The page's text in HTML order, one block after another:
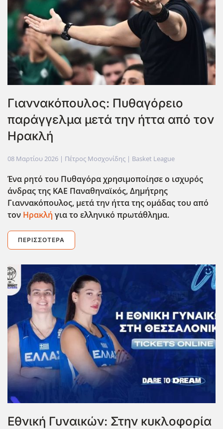
Γιαννακόπουλος: Πυθαγόρειο
παράγγελμα μετά την ήττα από τον
Ηρακλή
08 Μαρτίου 2026 | Πέτρος Μοσχονίδης | Basket League
Ένα ρητό του Πυθαγόρα χρησιμοποίησε ο ισχυρός
άνδρας της ΚΑΕ Παναθηναϊκός, Δημήτρης
Γιαννακόπουλος, μετά την ήττα της ομάδας του από
τον Ηρακλή για το ελληνικό πρωτάθλημα.
ΠΕΡΙΣΣΌΤΕΡΑ
Εθνική Γυναικών: Στην κυκλοφορία